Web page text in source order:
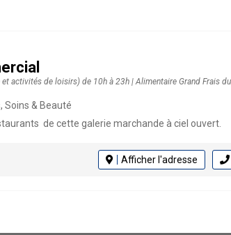
activités de loisirs) de 10h à 23h | Alimentaire Grand Frais
Soins & Beauté
de cette galerie marchande à ciel ouvert.
Afficher l'adresse